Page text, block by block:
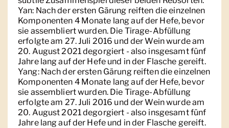
Yan: Nach der ersten Gärung reiften die einzelnen
Komponenten 4 Monate lang auf der Hefe, bevor
sie assembliert wurden. Die Tirage-Abfüllung
erfolgte am 27. Juli 2016 und der Wein wurde am
20. August 2021 degorgiert - also insgesamt fünf
Jahre lang auf der Hefe und in der Flasche gereift.
Yang: Nach der ersten Gärung reiften die einzelnen
Komponenten 4 Monate lang auf der Hefe, bevor
sie assembliert wurden. Die Tirage-Abfüllung
erfolgte am 27. Juli 2016 und der Wein wurde am
20. August 2021 degorgiert - also insgesamt fünf
Jahre lang auf der Hefe und in der Flasche gereift.